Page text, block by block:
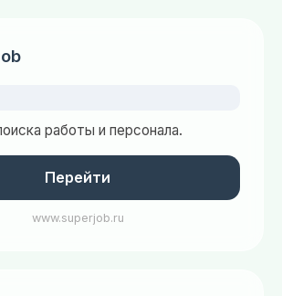
работы и персонала.
Перейти
www.superjob.ru